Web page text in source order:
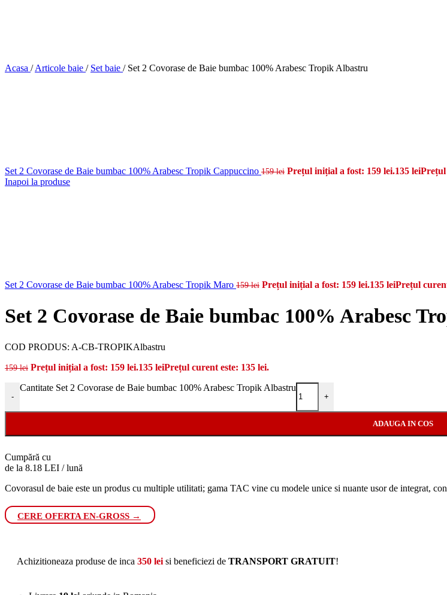
Acasa / Articole baie / Set baie / Set 2 Covorase de Baie bumbac 100% Arabesc Tropik Albastru
Set 2 Covorase de Baie bumbac 100% Arabesc Tropik Cappuccino 159lei Prețul inițial a fost: 159 lei.135 leiPrețul
Inapoi la produse
Set 2 Covorase de Baie bumbac 100% Arabesc Tropik Maro 159lei Prețul inițial a fost: 159 lei.135 leiPrețul
Set 2 Covorase de Baie bumbac 100% Arabesc
COD PRODUS: A-CB-TROPIKAlbastru
159lei Prețul inițial a fost: 159 lei.135 leiPrețul curent este: 135 lei.
-
Cantitate Set 2 Covorase de Baie bumbac 100% Arabesc Tropik Albastru
+
ADAUGA IN COS
Cumpără cu
de la 8.18 LEI / lună
Covorasul de baie este un produs cu multiple utilitati; gama TAC vine cu modele unice si nuante usor de integrat,
CERE OFERTA EN-GROSS →
Achizitioneaza produse de inca 350 lei si beneficiezi de TRANSPORT GRATUIT!